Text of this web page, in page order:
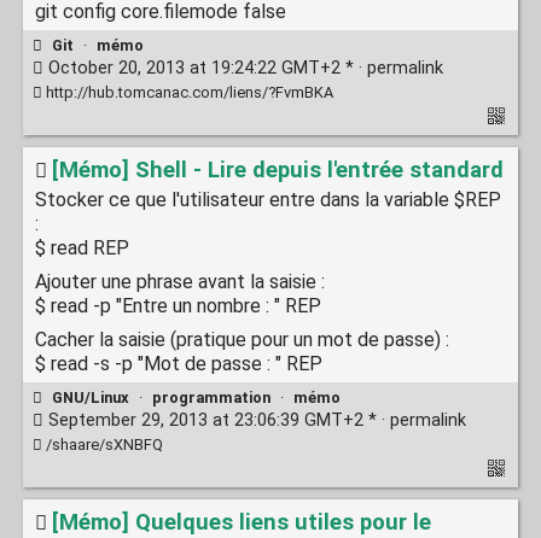
git config core.filemode false
Git · mémo
October 20, 2013 at 19:24:22 GMT+2 * · permalink
http://hub.tomcanac.com/liens/?FvmBKA
[Mémo] Shell - Lire depuis l'entrée standard
Stocker ce que l'utilisateur entre dans la variable $REP
:
$ read REP
Ajouter une phrase avant la saisie :
$ read -p "Entre un nombre : " REP
Cacher la saisie (pratique pour un mot de passe) :
$ read -s -p "Mot de passe : " REP
GNU/Linux · programmation · mémo
September 29, 2013 at 23:06:39 GMT+2 * · permalink
/shaare/sXNBFQ
[Mémo] Quelques liens utiles pour le